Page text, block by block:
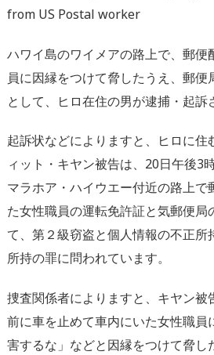
from US Postal worker
ハワイ島のワイメアの路上で、郵便
員に因縁をつけて脅したうえ、郵便
として、ヒロ在住の男が逮捕・起訴
起訴状などによりますと、ヒロに住
ィット・キヤン被告は、20日午後3
マラホア・ハイウエー付近の路上で
た女性職員の運転免許証と気郵便局
て、第２級窃盗と個人情報の不正所
所持の罪に問われています。
捜査関係者によりますと、キヤン被
前に車を止めて車内にいた女性職員
害するな」などと因縁をつけて脅し